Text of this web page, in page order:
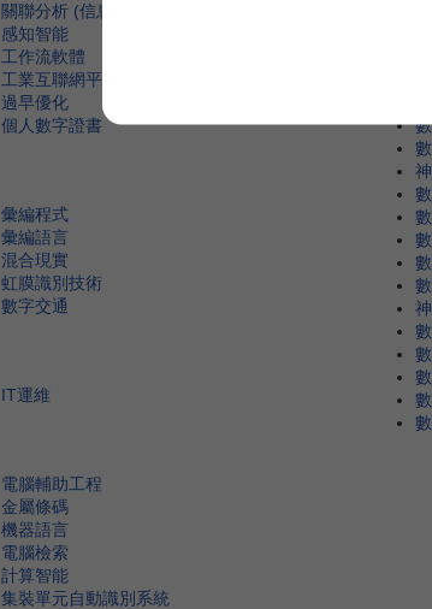
關聯分析 (信息技術)
感知智能
工作流軟體
工業互聯網平臺
過早優化
個人數字證書
彙編程式
彙編語言
混合現實
虹膜識別技術
數字交通
IT運維
電腦輔助工程
金屬條碼
機器語言
電腦檢索
計算智能
集裝單元自動識別系統